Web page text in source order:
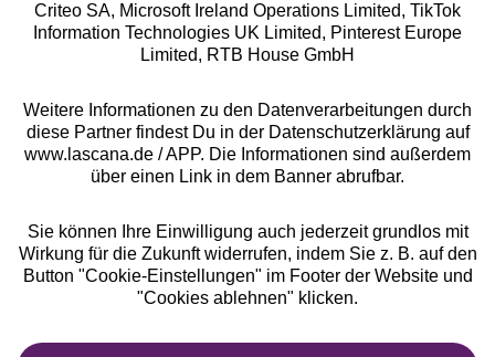
Alle Preise inkl. MwSt., zzgl.
Versandkosten
** Bonität vorausgesetzt, berechtigt zur Bonitätsprüfung
Criteo SA, Microsoft Ireland Operations Limited, TikTok
Information Technologies UK Limited, Pinterest Europe
Limited, RTB House GmbH
Weitere Informationen zu den Datenverarbeitungen durch
diese Partner findest Du in der Datenschutzerklärung auf
www.lascana.de / APP. Die Informationen sind außerdem
über einen Link in dem Banner abrufbar.
Sie können Ihre Einwilligung auch jederzeit grundlos mit
Wirkung für die Zukunft widerrufen, indem Sie z. B. auf den
Button "Cookie-Einstellungen" im Footer der Website und
"Cookies ablehnen" klicken.